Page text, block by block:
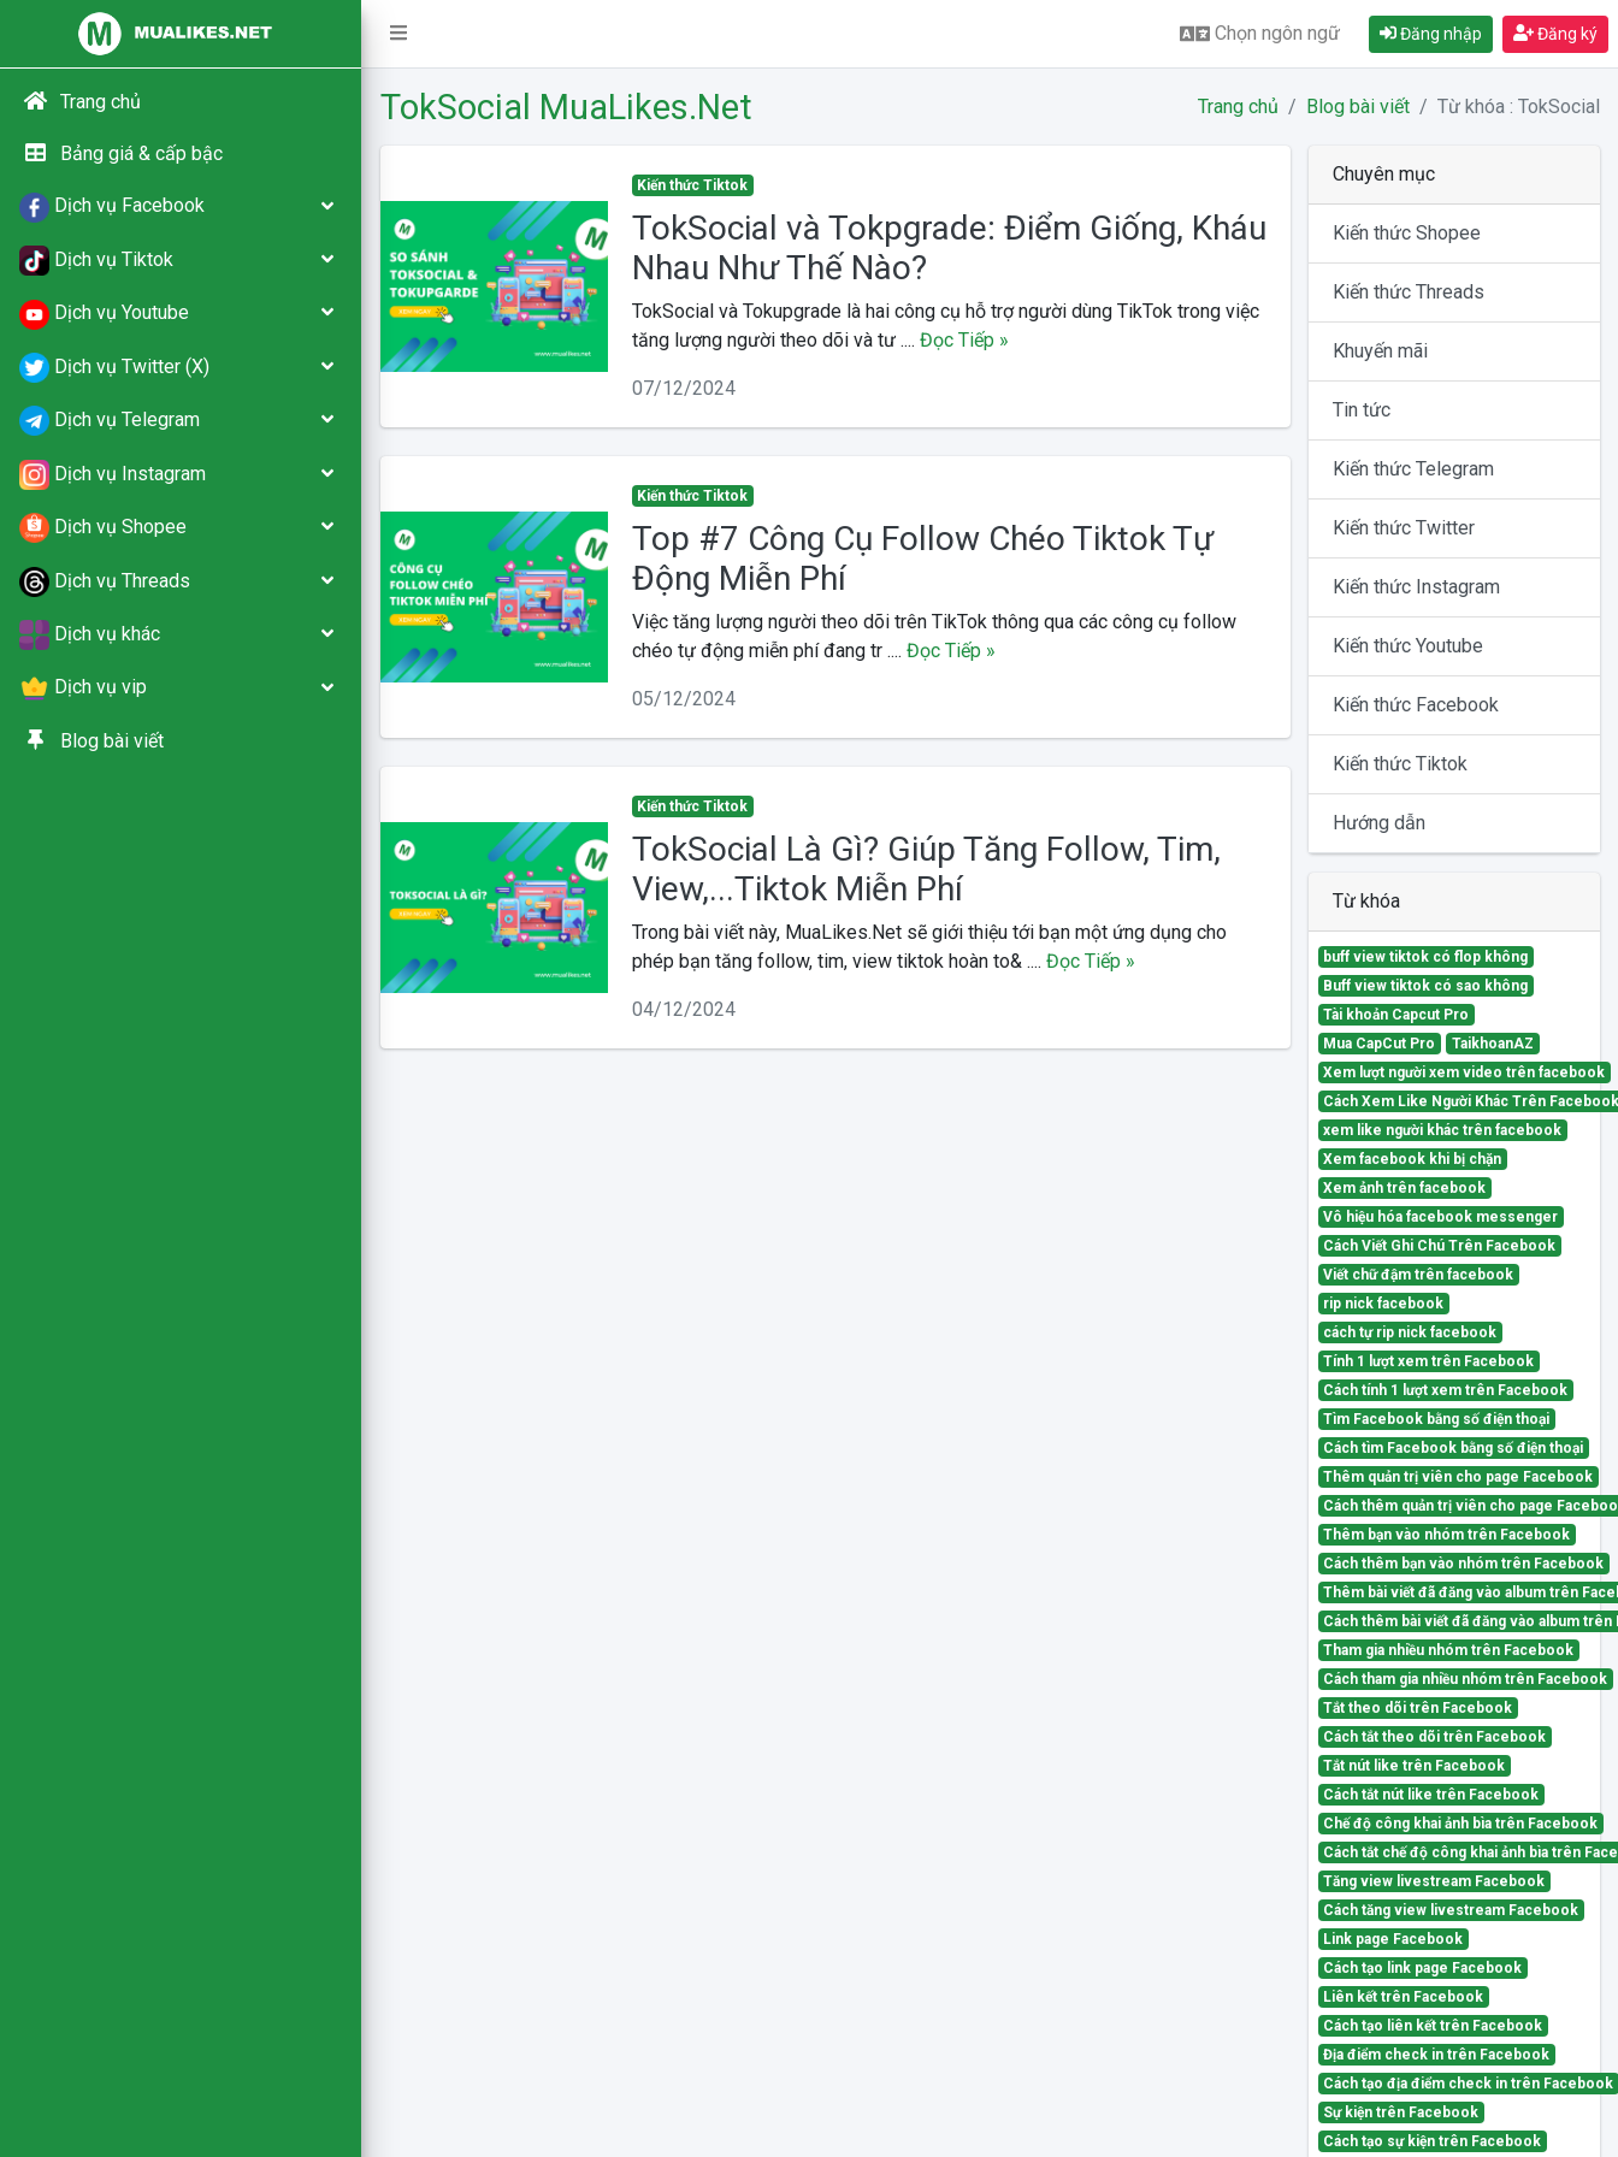
Chọn ngôn ngữ Đăng nhập Đăng ký
Trang chủ
Bảng giá & cấp bậc
Dịch vụ Facebook
Dịch vụ Tiktok
Dịch vụ Youtube
Dịch vụ Twitter (X)
Dịch vụ Telegram
Dịch vụ Instagram
Dịch vụ Shopee
Dịch vụ Threads
Dịch vụ khác
Dịch vụ vip
Blog bài viết
TokSocial MuaLikes.Net Trang chủ Blog bài viết Từ khóa : TokSocial
Kiến thức Tiktok
TokSocial và Tokpgrade: Điểm Giống, Kháu
Nhau Như Thế Nào?
TokSocial và Tokupgrade là hai công cụ hỗ trợ người dùng TikTok trong việc
tăng lượng người theo dõi và tư .... Đọc Tiếp »
07/12/2024
Kiến thức Tiktok
Top #7 Công Cụ Follow Chéo Tiktok Tự
Động Miễn Phí
Việc tăng lượng người theo dõi trên TikTok thông qua các công cụ follow
chéo tự động miễn phí đang tr .... Đọc Tiếp »
05/12/2024
Kiến thức Tiktok
TokSocial Là Gì? Giúp Tăng Follow, Tim,
View,...Tiktok Miễn Phí
Trong bài viết này, MuaLikes.Net sẽ giới thiệu tới bạn một ứng dụng cho
phép bạn tăng follow, tim, view tiktok hoàn to& .... Đọc Tiếp »
04/12/2024
Chuyên mục
Kiến thức Shopee
Kiến thức Threads
Khuyến mãi
Tin tức
Kiến thức Telegram
Kiến thức Twitter
Kiến thức Instagram
Kiến thức Youtube
Kiến thức Facebook
Kiến thức Tiktok
Hướng dẫn
Từ khóa
buff view tiktok có flop không
Buff view tiktok có sao không
Tài khoản Capcut Pro
Mua CapCut Pro
TaikhoanAZ
Xem lượt người xem video trên facebook
Cách Xem Like Người Khác Trên
xem like người khác trên facebook
Xem facebook khi bị chặn
Xem ảnh trên facebook
Vô hiệu hóa facebook messenger
Cách Viết Ghi Chú Trên Facebook
Viết chữ đậm trên facebook
rip nick facebook
cách tự rip nick facebook
Tính 1 lượt xem trên Facebook
Cách tính 1 lượt xem trên Facebook
Tìm Facebook bằng số điện thoại
Cách tìm Facebook bằng số điện thoại
Thêm quản trị viên cho page Facebook
Cách thêm quản trị viên cho page
Thêm bạn vào nhóm trên Facebook
Cách thêm bạn vào nhóm trên Facebook
Thêm bài viết đã đăng vào album trên
Cách thêm bài viết đã đăng vào album
Tham gia nhiều nhóm trên Facebook
Cách tham gia nhiều nhóm trên Facebook
Tắt theo dõi trên Facebook
Cách tắt theo dõi trên Facebook
Tắt nút like trên Facebook
Cách tắt nút like trên Facebook
Chế độ công khai ảnh bìa trên Facebook
Cách tắt chế độ công khai ảnh bìa trên
Tăng view livestream Facebook
Cách tăng view livestream Facebook
Link page Facebook
Cách tạo link page Facebook
Liên kết trên Facebook
Cách tạo liên kết trên Facebook
Địa điểm check in trên Facebook
Cách tạo địa điểm check in trên Facebook
Sự kiện trên Facebook
Cách tạo sự kiện trên Facebook